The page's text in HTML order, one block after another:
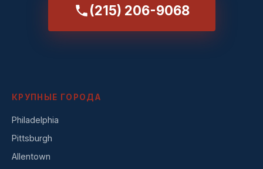
(215) 206-9068
КРУПНЫЕ ГОРОДА
Philadelphia
Pittsburgh
Allentown